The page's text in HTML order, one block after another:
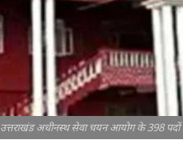
उत्तराखंड अधीनस्थ सेवा चयन आयोग के 398